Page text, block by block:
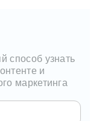
способ узнать
и
маркетинга